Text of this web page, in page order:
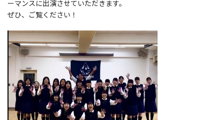
ーマンスに出演させていただきます。
ぜひ、ご覧ください！